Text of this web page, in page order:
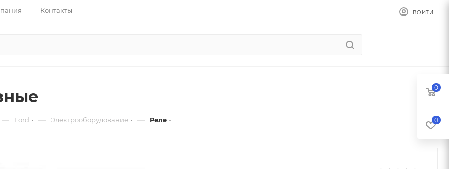
Контакты ВОЙТИ
— Ford — Электрооборудование — Реле
0
0